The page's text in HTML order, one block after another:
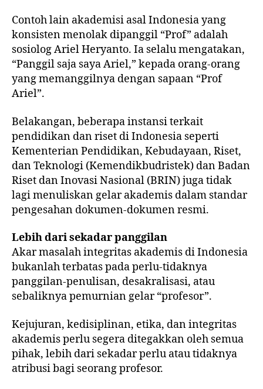
Contoh lain akademisi asal Indonesia yang
konsisten menolak dipanggil “Prof” adalah
sosiolog Ariel Heryanto. Ia selalu mengatakan,
“Panggil saja saya Ariel,” kepada orang-orang
yang memanggilnya dengan sapaan “Prof
Ariel”.
Belakangan, beberapa instansi terkait
pendidikan dan riset di Indonesia seperti
Kementerian Pendidikan, Kebudayaan, Riset,
dan Teknologi (Kemendikbudristek) dan Badan
Riset dan Inovasi Nasional (BRIN) juga tidak
lagi menuliskan gelar akademis dalam standar
pengesahan dokumen-dokumen resmi.
Lebih dari sekadar panggilan
Akar masalah integritas akademis di Indonesia
bukanlah terbatas pada perlu-tidaknya
panggilan-penulisan, desakralisasi, atau
sebaliknya pemurnian gelar “profesor”.
Kejujuran, kedisiplinan, etika, dan integritas
akademis perlu segera ditegakkan oleh semua
pihak, lebih dari sekadar perlu atau tidaknya
atribusi bagi seorang profesor.